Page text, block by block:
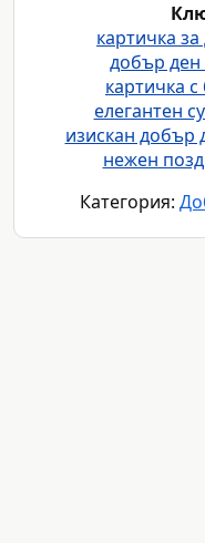
картичка
добър ден
картичка
елегантен
изискан добър
нежен
Категория: